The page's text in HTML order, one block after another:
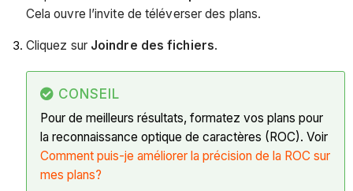
Cela ouvre l’invite de téléverser des plans.
Cliquez sur Joindre des fichiers.
CONSEIL
Pour de meilleurs résultats, formatez vos plans pour
la reconnaissance optique de caractères (ROC). Voir
Comment puis-je améliorer la précision de la ROC sur
mes plans?